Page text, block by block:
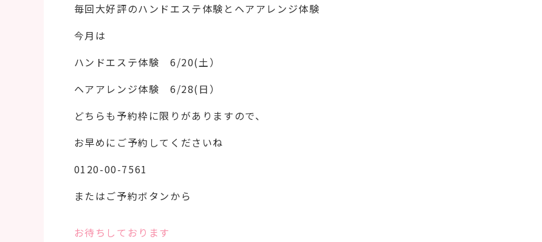
毎回大好評のハンドエステ体験とヘアアレンジ体験
今月は
ハンドエステ体験 6/20(土）
ヘアアレンジ体験 6/28(日）
どちらも予約枠に限りがありますので、
お早めにご予約してくださいね
0120-00-7561
またはご予約ボタンから
お待ちしております